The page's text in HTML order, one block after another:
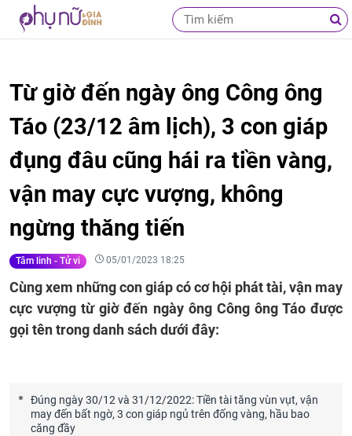
Từ giờ đến ngày ông Công ông
Táo (23/12 âm lịch), 3 con giáp
đụng đâu cũng hái ra tiền vàng,
vận may cực vượng, không
ngừng thăng tiến
Tâm linh - Tử vi 05/01/2023 18:25
Cùng xem những con giáp có cơ hội phát tài, vận may
cực vượng từ giờ đến ngày ông Công ông Táo được
gọi tên trong danh sách dưới đây:
Đúng ngày 30/12 và 31/12/2022: Tiền tài tăng vùn vụt, vận
may đến bất ngờ, 3 con giáp ngủ trên đống vàng, hầu bao
căng đầy